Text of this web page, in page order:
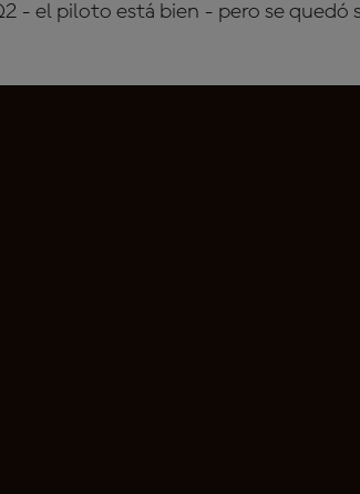
- el piloto está bien - pero se